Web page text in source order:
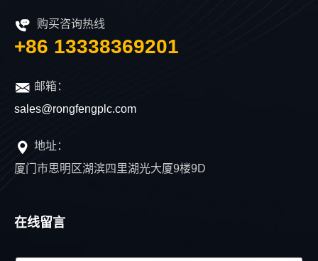
购买咨询热线
+86 13338369201
邮箱：
sales@rongfengplc.com
地址：
厦门市思明区湖滨四里湖光大厦9楼9D
在线留言